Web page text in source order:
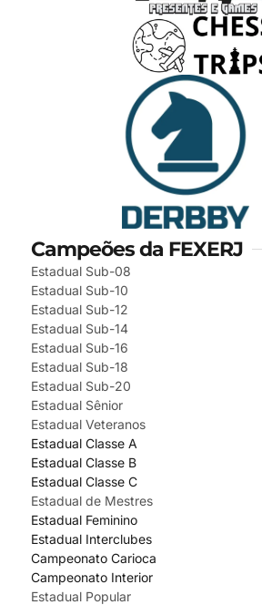
Campeões da FEXERJ
Estadual Sub-08
Estadual Sub-10
Estadual Sub-12
Estadual Sub-14
Estadual Sub-16
Estadual Sub-18
Estadual Sub-20
Estadual Sênior
Estadual Veteranos
Estadual Classe A
Estadual Classe B
Estadual Classe C
Estadual de Mestres
Estadual Feminino
Estadual Interclubes
Campeonato Carioca
Campeonato Interior
Estadual Popular